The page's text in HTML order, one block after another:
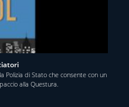
Polizia di Stato che consente con un
alla Questura.